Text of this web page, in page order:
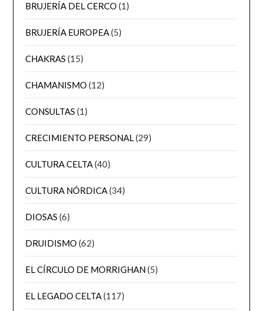
BRUJERÍA DEL CERCO (1)
BRUJERÍA EUROPEA(5)
CHAKRAS (15)
CHAMANISMO (12)
CONSULTAS (1)
CRECIMIENTO PERSONAL(29)
CULTURA CELTA(40)
CULTURA NÓRDICA(34)
DIOSAS (6)
DRUIDISMO (62)
EL CÍRCULO DE MORRIGHAN(5)
EL LEGADO CELTA(117)